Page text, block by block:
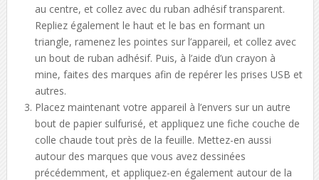
au centre, et collez avec du ruban adhésif transparent.
Repliez également le haut et le bas en formant un
triangle, ramenez les pointes sur l’appareil, et collez avec
un bout de ruban adhésif. Puis, à l’aide d’un crayon à
mine, faites des marques afin de repérer les prises USB et
autres.
Placez maintenant votre appareil à l’envers sur un autre
bout de papier sulfurisé, et appliquez une fiche couche de
colle chaude tout près de la feuille. Mettez-en aussi
autour des marques que vous avez dessinées
précédemment, et appliquez-en également autour de la